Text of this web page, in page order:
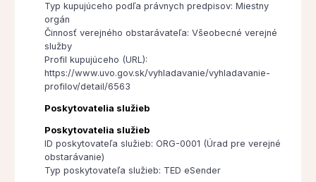
Typ kupujúceho podľa právnych predpisov: Miestny
orgán
Činnosť verejného obstarávateľa: Všeobecné verejné
služby
Profil kupujúceho (URL):
https://www.uvo.gov.sk/vyhladavanie/vyhladavanie-
profilov/detail/6563
Poskytovatelia služieb
Poskytovatelia služieb
ID poskytovateľa služieb: ORG-0001 (Úrad pre verejné
obstarávanie)
Typ poskytovateľa služieb: TED eSender